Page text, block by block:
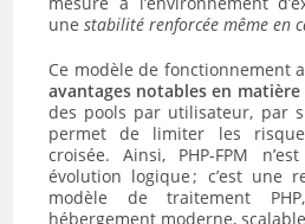
unestabilité renforcée même en
Ce modèle de fonctionnement
avantages notables en
des pools par utilisateur, par
permet de limiter les
croisée. Ainsi, PHP-FPM
évolution logique ; c’est une
modèle de traitement
hébergement moderne,